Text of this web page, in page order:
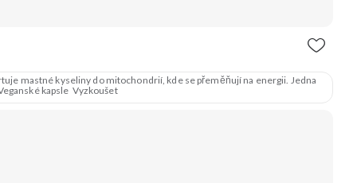
mastné kyseliny do mitochondrií, kde se přeměňují na energii. Jedna
Výhodná cena Veganské kapsle Vyzkoušet